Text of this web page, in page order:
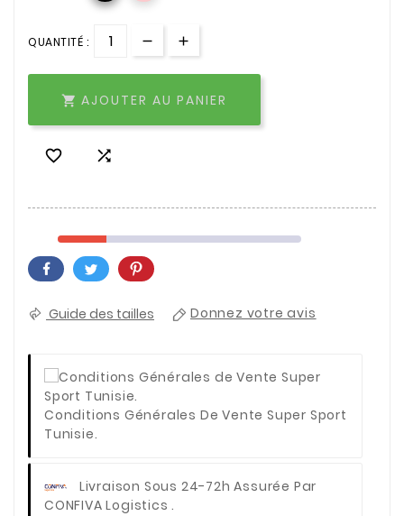
QUANTITÉ :
 AJOUTER AU PANIER
 
Guide des tailles Donnez votre avis
Conditions Générales De Vente Super Sport
Tunisie.
Livraison Sous 24-72h Assurée Par
CONFIVA Logistics .